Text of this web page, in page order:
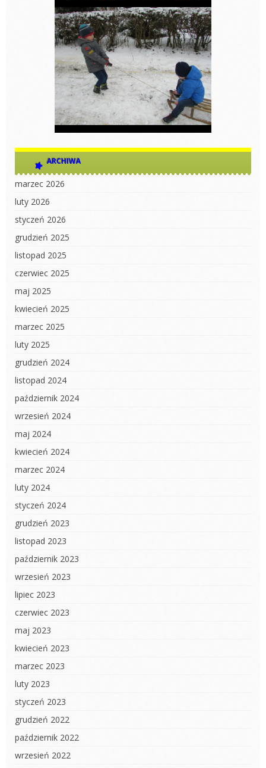
ARCHIWA
marzec 2026
luty 2026
styczeń 2026
grudzień 2025
listopad 2025
czerwiec 2025
maj 2025
kwiecień 2025
marzec 2025
luty 2025
grudzień 2024
listopad 2024
październik 2024
wrzesień 2024
maj 2024
kwiecień 2024
marzec 2024
luty 2024
styczeń 2024
grudzień 2023
listopad 2023
październik 2023
wrzesień 2023
lipiec 2023
czerwiec 2023
maj 2023
kwiecień 2023
marzec 2023
luty 2023
styczeń 2023
grudzień 2022
październik 2022
wrzesień 2022